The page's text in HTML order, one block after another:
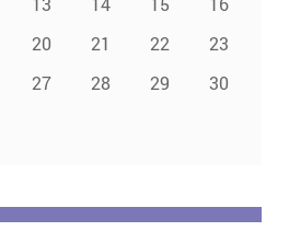
20 21 22
23
27 28 29
30